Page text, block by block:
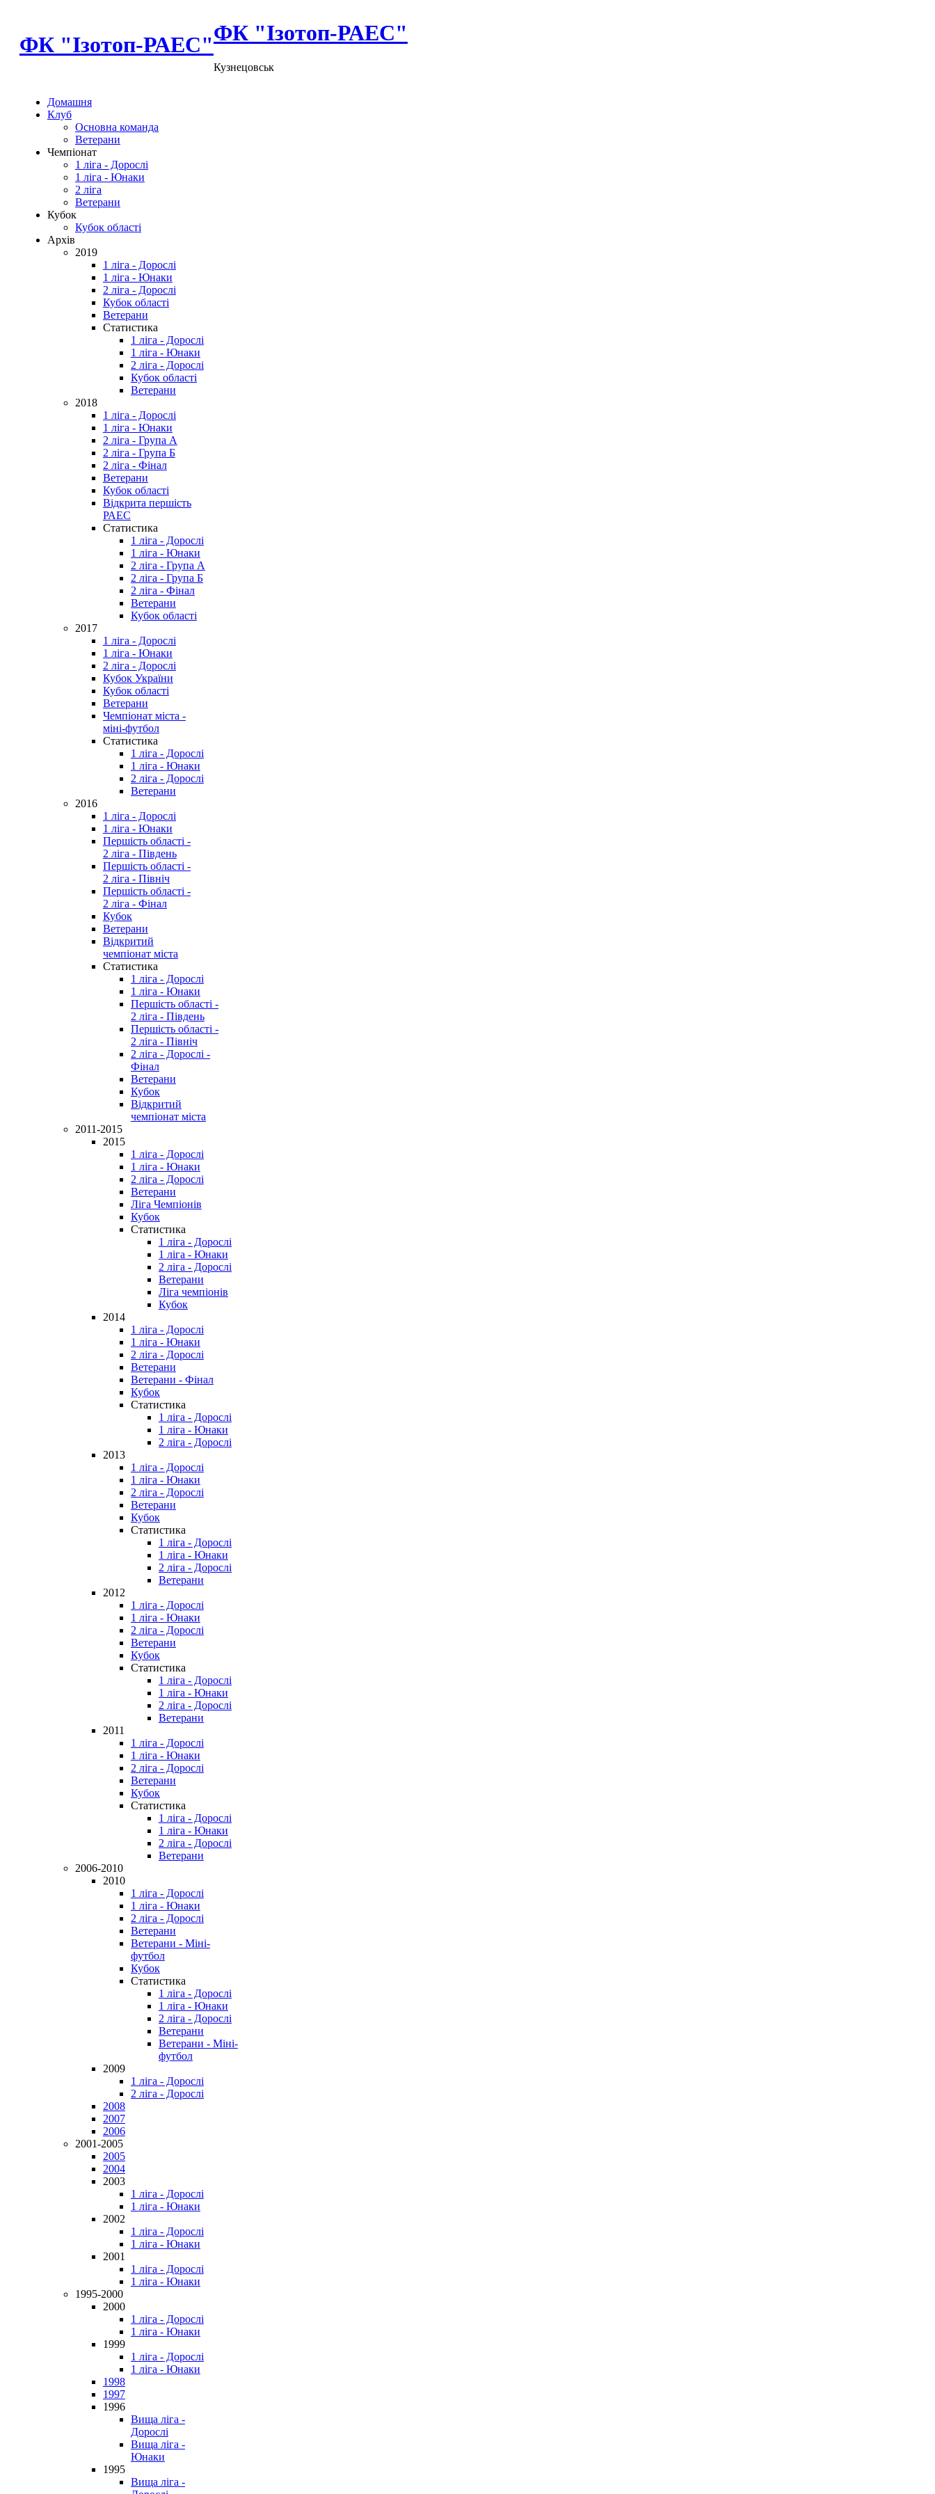
ФК "Ізотоп-РАЕС"ФК "Ізотоп-РАЕС"
Кузнецовськ
Домашня
Клуб
Основна команда
Ветерани
Чемпіонат
1 ліга - Дорослі
1 ліга - Юнаки
2 ліга
Ветерани
Кубок
Кубок області
Архів
2019
1 ліга - Дорослі
1 ліга - Юнаки
2 ліга - Дорослі
Кубок області
Ветерани
Статистика
1 ліга - Дорослі
1 ліга - Юнаки
2 ліга - Дорослі
Кубок області
Ветерани
2018
1 ліга - Дорослі
1 ліга - Юнаки
2 ліга - Група А
2 ліга - Група Б
2 ліга - Фінал
Ветерани
Кубок області
Відкрита першість
РАЕС
Статистика
1 ліга - Дорослі
1 ліга - Юнаки
2 ліга - Група А
2 ліга - Група Б
2 ліга - Фінал
Ветерани
Кубок області
2017
1 ліга - Дорослі
1 ліга - Юнаки
2 ліга - Дорослі
Кубок України
Кубок області
Ветерани
Чемпіонат міста -
міні-футбол
Статистика
1 ліга - Дорослі
1 ліга - Юнаки
2 ліга - Дорослі
Ветерани
2016
1 ліга - Дорослі
1 ліга - Юнаки
Першість області -
2 ліга - Південь
Першість області -
2 ліга - Північ
Першість області -
2 ліга - Фінал
Кубок
Ветерани
Відкритий
чемпіонат міста
Статистика
1 ліга - Дорослі
1 ліга - Юнаки
Першість області -
2 ліга - Південь
Першість області -
2 ліга - Північ
2 ліга - Дорослі -
Фінал
Ветерани
Кубок
Відкритий
чемпіонат міста
2011-2015
2015
1 ліга - Дорослі
1 ліга - Юнаки
2 ліга - Дорослі
Ветерани
Ліга Чемпіонів
Кубок
Статистика
1 ліга - Дорослі
1 ліга - Юнаки
2 ліга - Дорослі
Ветерани
Ліга чемпіонів
Кубок
2014
1 ліга - Дорослі
1 ліга - Юнаки
2 ліга - Дорослі
Ветерани
Ветерани - Фінал
Кубок
Статистика
1 ліга - Дорослі
1 ліга - Юнаки
2 ліга - Дорослі
2013
1 ліга - Дорослі
1 ліга - Юнаки
2 ліга - Дорослі
Ветерани
Кубок
Статистика
1 ліга - Дорослі
1 ліга - Юнаки
2 ліга - Дорослі
Ветерани
2012
1 ліга - Дорослі
1 ліга - Юнаки
2 ліга - Дорослі
Ветерани
Кубок
Статистика
1 ліга - Дорослі
1 ліга - Юнаки
2 ліга - Дорослі
Ветерани
2011
1 ліга - Дорослі
1 ліга - Юнаки
2 ліга - Дорослі
Ветерани
Кубок
Статистика
1 ліга - Дорослі
1 ліга - Юнаки
2 ліга - Дорослі
Ветерани
2006-2010
2010
1 ліга - Дорослі
1 ліга - Юнаки
2 ліга - Дорослі
Ветерани
Ветерани - Міні-
футбол
Кубок
Статистика
1 ліга - Дорослі
1 ліга - Юнаки
2 ліга - Дорослі
Ветерани
Ветерани - Міні-
футбол
2009
1 ліга - Дорослі
2 ліга - Дорослі
2008
2007
2006
2001-2005
2005
2004
2003
1 ліга - Дорослі
1 ліга - Юнаки
2002
1 ліга - Дорослі
1 ліга - Юнаки
2001
1 ліга - Дорослі
1 ліга - Юнаки
1995-2000
2000
1 ліга - Дорослі
1 ліга - Юнаки
1999
1 ліга - Дорослі
1 ліга - Юнаки
1998
1997
1996
Вища ліга -
Дорослі
Вища ліга -
Юнаки
1995
Вища ліга -